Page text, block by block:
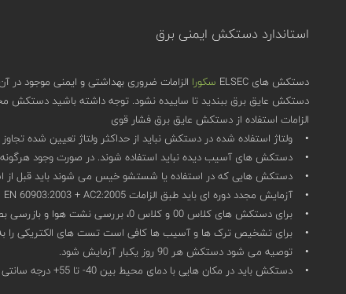
استاندارد دستکش ایمنی برق
دستکش های ELSEC سکورا
دستکش عایق برق ببندید تا ساییده نشود. توجه داشته باشید دستکش
الزامات استفاده از دستکش عایق برق فشار قوی
• ولتاژ استفاده شده در دستکش نباید از حداکثر ولتاژ تعیین شده
• دستکش های آسیب دیده نباید استفاده شوند. در صورت وجود
• دستکش هایی که در استفاده یا شستشو خیس می شوند باید قبل از استفاده کاملا خشک
• آزمایش مجدد دوره ای باید طبق الزامات EN 60903:2003 + AC2:2005 انجام شود.
• برای دستکش های کلاس 00 و کلاس 0، بررسی نشت هوا و بازرسی بصری ممکن است در نظر گرفته شود.
• برای تشخیص ترک ها و آسیب ها کافی است تست های الکتریکی را
• توصیه می شود دستکش هر 90 روز یکبار آزمایش شود.
• دستکش باید در مکان هایی با دمای محیط بین 40- تا 55+ درجه سانتی گراد استفاده شود.